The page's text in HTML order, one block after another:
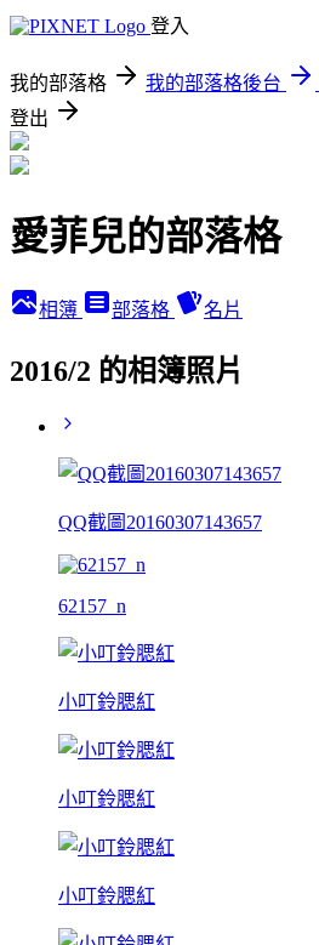
登入
我的部落格 我的部落格後台
登出
愛菲兒的部落格
相簿 部落格 名片
2016/2 的相簿照片
QQ截圖20160307143657
62157_n
小叮鈴腮紅
小叮鈴腮紅
小叮鈴腮紅